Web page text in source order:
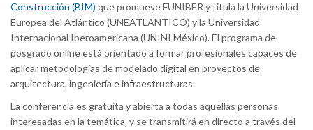
Construcción (BIM) que promueve FUNIBER y titula la Universidad
Europea del Atlántico (UNEATLANTICO) y la Universidad
Internacional Iberoamericana (UNINI México). El programa de
posgrado online está orientado a formar profesionales capaces de
aplicar metodologías de modelado digital en proyectos de
arquitectura, ingeniería e infraestructuras.
La conferencia es gratuita y abierta a todas aquellas personas
interesadas en la temática, y se transmitirá en directo a través del